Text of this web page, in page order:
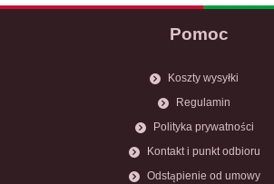
Pomoc
Koszty wysyłki
Regulamin
Polityka prywatności
Kontakt i punkt odbioru
Odstąpienie od umowy